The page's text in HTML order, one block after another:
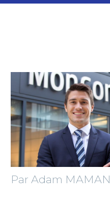
Par Adam MAMAN